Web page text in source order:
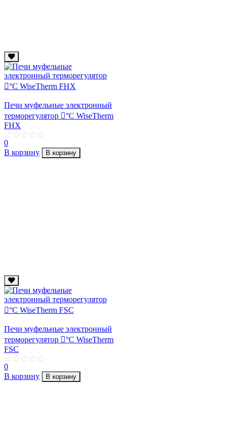
Печи муфельные электронный
терморегулятор 񩑠°С WiseTherm
FНX
0
В корзину
В корзину
Печи муфельные электронный
терморегулятор 񩕚°С WiseTherm
FSC
0
В корзину
В корзину